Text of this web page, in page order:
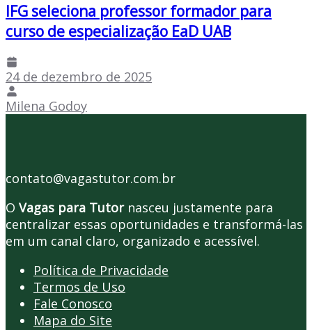
IFG seleciona professor formador para
curso de especialização EaD UAB
24 de dezembro de 2025
Milena Godoy
contato@vagastutor.com.br
O Vagas para Tutornasceu justamente para
centralizar essas oportunidades e transformá-las
em um canal claro, organizado e acessível.
Política de Privacidade
Termos de Uso
Fale Conosco
Mapa do Site